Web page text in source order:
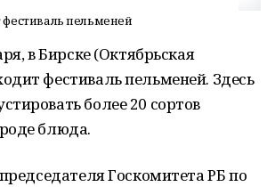
пельменей
в Бирске (Октябрьская
фестиваль пельменей. Здесь
более 20 сортов
блюда.
Госкомитета РБ по